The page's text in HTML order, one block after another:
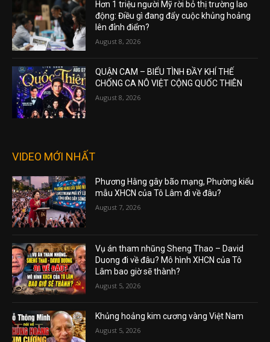
Hơn 1 triệu người Mỹ rời bỏ thị trường lao
động: Điều gì đang đẩy cuộc khủng hoảng
lên đỉnh điểm?
August 8, 2026
QUẬN CAM – BIỂU TÌNH ĐẦY KHÍ THẾ
CHỐNG CA NÔ VIỆT CỘNG QUỐC THIÊN
August 8, 2026
VIDEO MỚI NHẤT
Phương Hằng gây bão mạng, Phường kiểu
mẫu XHCN của Tô Lâm đi về đâu?
August 7, 2026
Vụ án tham nhũng Sheng Thao – David
Duong đi về đâu? Mô hình XHCN của Tô
Lâm bao giờ sẽ thành?
August 5, 2026
Khủng hoảng kim cương vàng Việt Nam
August 5, 2026